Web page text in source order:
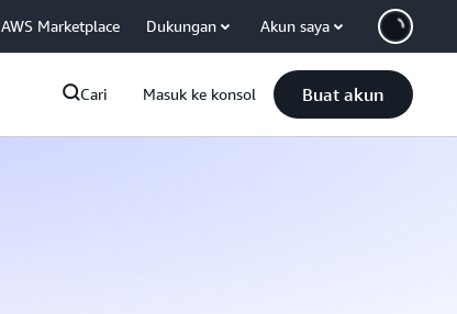
AWS Marketplace Dukungan Akun saya
Cari Masuk ke konsol Buat akun